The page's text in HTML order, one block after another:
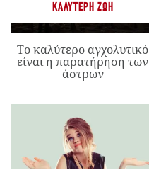
ΚΑΛΎΤΕΡΗ ΖΩΉ
Το καλύτερο αγχολυτικό
είναι η παρατήρηση των
άστρων